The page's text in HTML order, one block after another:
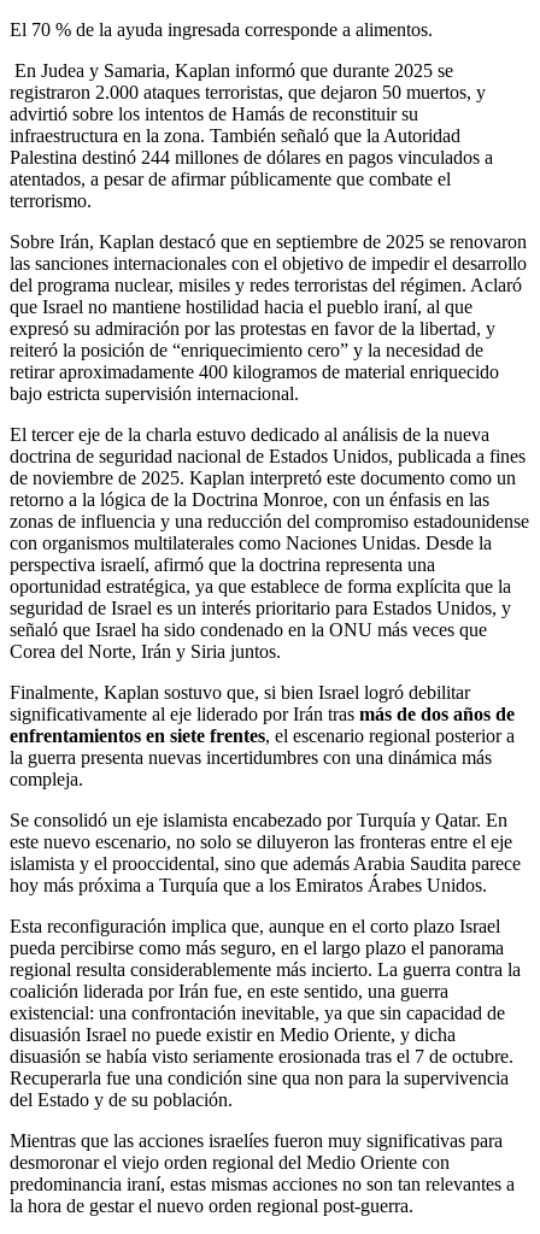
El 70 % de la ayuda ingresada corresponde a alimentos.
En Judea y Samaria, Kaplan informó que durante 2025 se
registraron 2.000 ataques terroristas, que dejaron 50 muertos, y
advirtió sobre los intentos de Hamás de reconstituir su
infraestructura en la zona. También señaló que la Autoridad
Palestina destinó 244 millones de dólares en pagos vinculados a
atentados, a pesar de afirmar públicamente que combate el
terrorismo.
Sobre Irán, Kaplan destacó que en septiembre de 2025 se renovaron
las sanciones internacionales con el objetivo de impedir el desarrollo
del programa nuclear, misiles y redes terroristas del régimen. Aclaró
que Israel no mantiene hostilidad hacia el pueblo iraní, al que
expresó su admiración por las protestas en favor de la libertad, y
reiteró la posición de “enriquecimiento cero” y la necesidad de
retirar aproximadamente 400 kilogramos de material enriquecido
bajo estricta supervisión internacional.
El tercer eje de la charla estuvo dedicado al análisis de la nueva
doctrina de seguridad nacional de Estados Unidos, publicada a fines
de noviembre de 2025. Kaplan interpretó este documento como un
retorno a la lógica de la Doctrina Monroe, con un énfasis en las
zonas de influencia y una reducción del compromiso estadounidense
con organismos multilaterales como Naciones Unidas. Desde la
perspectiva israelí, afirmó que la doctrina representa una
oportunidad estratégica, ya que establece de forma explícita que la
seguridad de Israel es un interés prioritario para Estados Unidos, y
señaló que Israel ha sido condenado en la ONU más veces que
Corea del Norte, Irán y Siria juntos.
Finalmente, Kaplan sostuvo que, si bien Israel logró debilitar
significativamente al eje liderado por Irán tras más de dos años de
enfrentamientos en siete frentes, el escenario regional posterior a
la guerra presenta nuevas incertidumbres con una dinámica más
compleja.
Se consolidó un eje islamista encabezado por Turquía y Qatar. En
este nuevo escenario, no solo se diluyeron las fronteras entre el eje
islamista y el prooccidental, sino que además Arabia Saudita parece
hoy más próxima a Turquía que a los Emiratos Árabes Unidos.
Esta reconfiguración implica que, aunque en el corto plazo Israel
pueda percibirse como más seguro, en el largo plazo el panorama
regional resulta considerablemente más incierto. La guerra contra la
coalición liderada por Irán fue, en este sentido, una guerra
existencial: una confrontación inevitable, ya que sin capacidad de
disuasión Israel no puede existir en Medio Oriente, y dicha
disuasión se había visto seriamente erosionada tras el 7 de octubre.
Recuperarla fue una condición sine qua non para la supervivencia
del Estado y de su población.
Mientras que las acciones israelíes fueron muy significativas para
desmoronar el viejo orden regional del Medio Oriente con
predominancia iraní, estas mismas acciones no son tan relevantes a
la hora de gestar el nuevo orden regional post-guerra.